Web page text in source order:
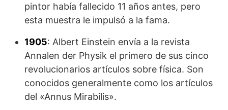
pintor había fallecido 11 años antes, pero
esta muestra le impulsó a la fama.
1905: Albert Einstein envía a la revista
Annalen der Physik el primero de sus cinco
revolucionarios artículos sobre física. Son
conocidos generalmente como los artículos
del «Annus Mirabilis».